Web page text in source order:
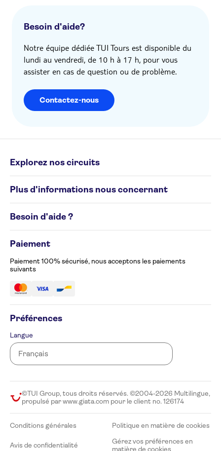
Besoin d'aide?
Notre équipe dédiée TUI Tours est disponible du
lundi au vendredi, de 10 h à 17 h, pour vous
assister en cas de question ou de problème.
Contactez-nous
Explorez nos circuits
Circuits de groupe
Destinations
Plus d'informations nous concernant
Politique en matière de cookies
Avis de confidentialité
Gérez vos préférences en matière de cookies
Besoin d'aide ?
Formulaire de plainte
Paiement
Paiement 100% sécurisé, nous acceptons les paiements
suivants
Préférences
Langue
©TUI Group, tous droits réservés. ©2004-2026 Multilingue,
propulsé par www.giata.com pour le client no. 126174
Conditions générales Politique en matière de cookies
Avis de confidentialité
Gérez vos préférences en
matière de cookies